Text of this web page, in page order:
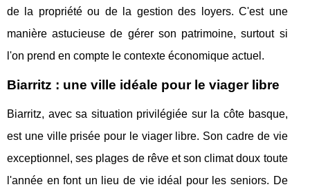
de la propriété ou de la gestion des loyers. C'est une
manière astucieuse de gérer son patrimoine, surtout si
l'on prend en compte le contexte économique actuel.
Biarritz : une ville idéale pour le viager libre
Biarritz, avec sa situation privilégiée sur la côte basque,
est une ville prisée pour le viager libre. Son cadre de vie
exceptionnel, ses plages de rêve et son climat doux toute
l'année en font un lieu de vie idéal pour les seniors. De